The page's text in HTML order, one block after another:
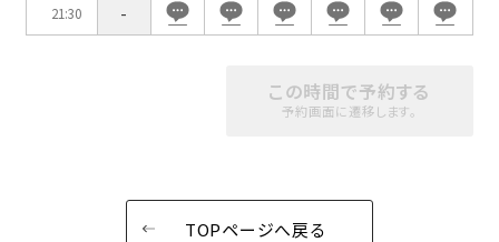
21:30 -
この時間で予約する
予約画面に遷移します。
TOPページへ戻る